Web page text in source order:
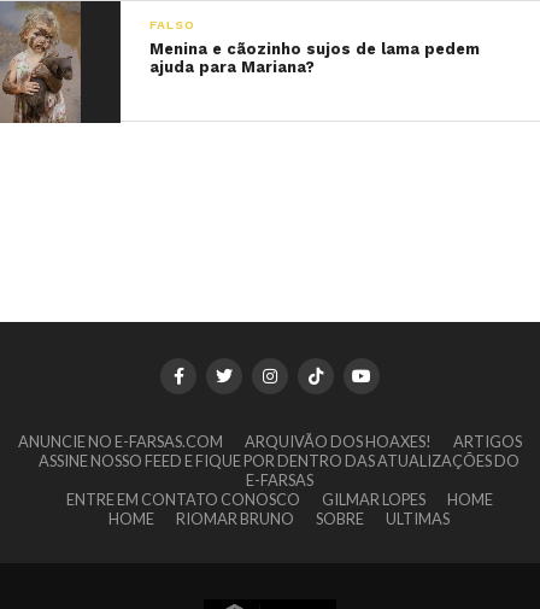
FALSO
Menina e cãozinho sujos de lama pedem
ajuda para Mariana?
ANUNCIE NO E-FARSAS.COM ARQUIVÃO DOS HOAXES!
ARTIGOS
ASSINE NOSSO FEED E FIQUE POR DENTRO DAS ATUALIZAÇÕES DO
E-FARSAS
ENTRE EM CONTATO CONOSCO
GILMAR LOPES
HOME
HOME
RIOMAR BRUNO SOBRE ULTIMAS